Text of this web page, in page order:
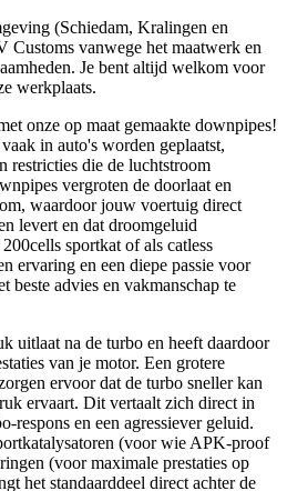
(Schiedam, Kralingen en
vanwege het maatwerk en
Je bent altijd welkom voor
werkplaats.
onze op maat gemaakte downpipes!
in auto's worden geplaatst,
restricties die de luchtstroom
vergroten de doorlaat en
waardoor jouw voertuig direct
levert en dat droomgeluid
sportkat of als catless
ervaring en een diepe passie voor
beste advies en vakmanschap te
uitlaat na de turbo en heeft daardoor
van je motor. Een grotere
ervoor dat de turbo sneller kan
ervaart. Dit vertaalt zich direct in
respons en een agressiever geluid.
(voor wie APK-proof
(voor maximale prestaties op
het standaarddeel direct achter de